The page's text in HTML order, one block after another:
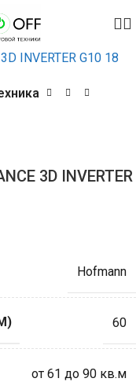
3D INVERTER
Hofmann
60
от 61 до 90 кв.м